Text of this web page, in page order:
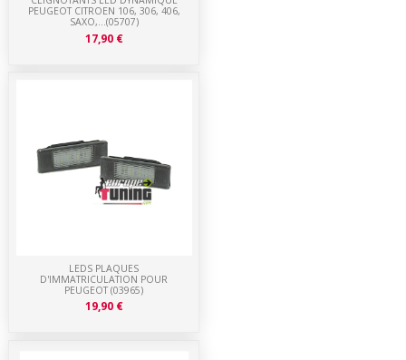
LEDS PLAQUES
D'IMMATRICULATION POUR
PEUGEOT (03965)
19,90 €
PEUGEOT CITROEN 106, 306, 406,
SAXO,...(05707)
17,90 €